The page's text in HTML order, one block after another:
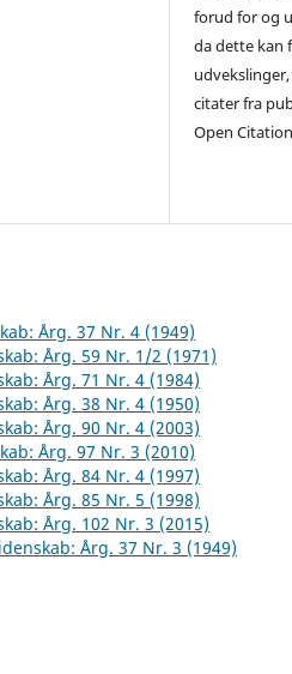
forud for og
da dette kan
citater fra
Open
Årg. 37 Nr. 4 (1949)
Årg. 59 Nr. 1/2 (1971)
Årg. 71 Nr. 4 (1984)
Årg. 38 Nr. 4 (1950)
Årg. 90 Nr. 4 (2003)
Årg. 97 Nr. 3 (2010)
Årg. 84 Nr. 4 (1997)
Årg. 85 Nr. 5 (1998)
Årg. 102 Nr. 3 (2015)
Årg. 37 Nr. 3 (1949)